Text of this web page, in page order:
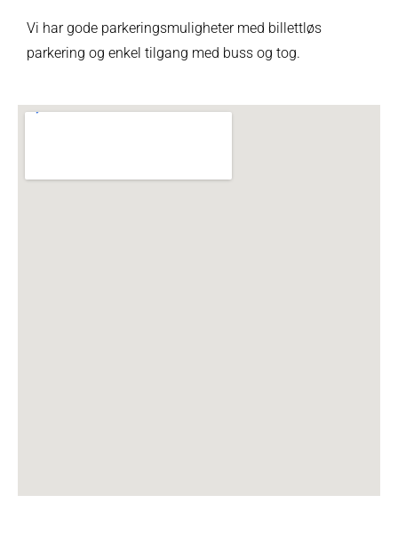
Vi har gode parkeringsmuligheter med billettløs
parkering og enkel tilgang med buss og tog.